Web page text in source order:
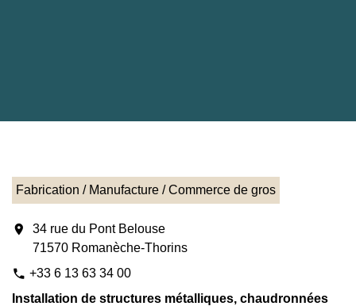
Fabrication / Manufacture / Commerce de gros
location_on
34 rue du Pont Belouse
71570 Romanèche-Thorins
phone +33 6 13 63 34 00
Installation de structures métalliques, chaudronnées